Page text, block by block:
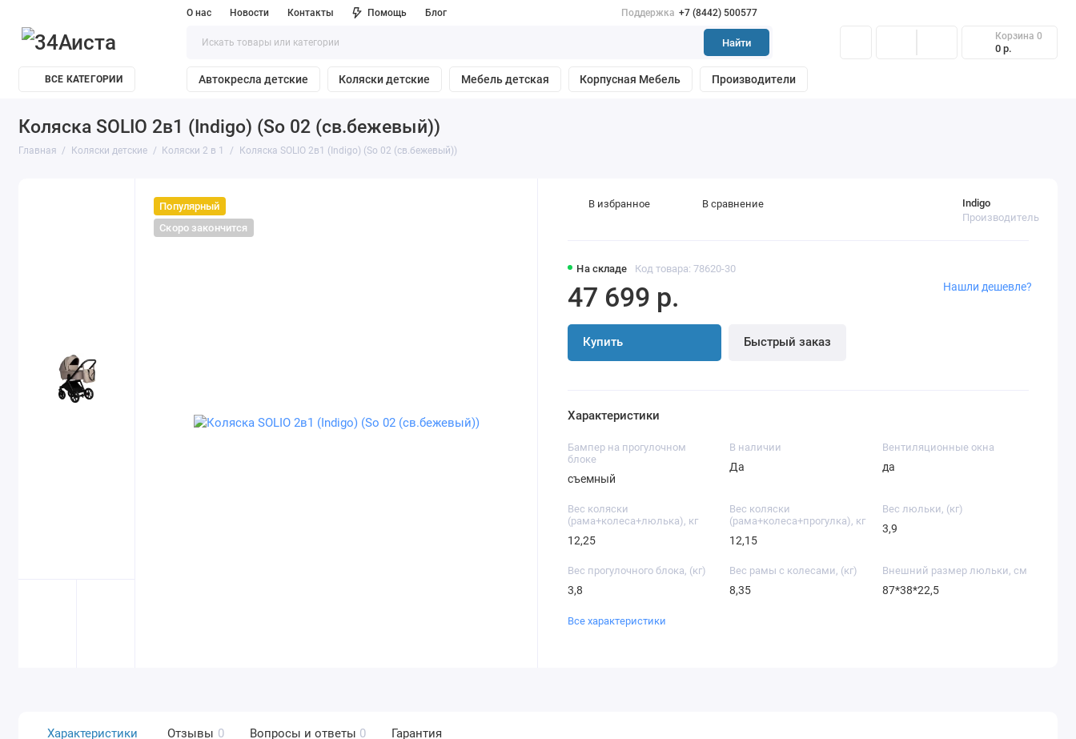
О нас Новости Контакты Помощь Блог Поддержка +7 (8442) 500577
Найти
Корзина 0
0 р.
ВСЕ КАТЕГОРИИ Автокресла детские Коляски детские Мебель детская Корпусная Мебель Производители
Коляска SOLIO 2в1 (Indigo) (So 02 (св.бежевый))
Главная Коляски детские Коляски 2 в 1 Коляска SOLIO 2в1 (Indigo) (So 02 (св.бежевый))
Популярный
Скоро закончится
На складе Код товара: 78620-30
Indigo
Производитель
47 699 р.
Купить Быстрый заказ
Нашли дешевле?
В избранное В сравнение
Характеристики
Бампер на прогулочном
блоке
съемный
В наличии
Да
Вентиляционные окна
да
Вес коляски
(рама+колеса+люлька), кг
12,25
Вес коляски
(рама+колеса+прогулка), кг
12,15
Вес люльки, (кг)
3,9
Вес прогулочного блока, (кг)
3,8
Вес рамы с колесами, (кг)
8,35
Внешний размер люльки, см
87*38*22,5
Все характеристики
Характеристики Отзывы 0 Вопросы и ответы 0 Гарантия